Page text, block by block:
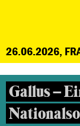
26.06.2026,
Gallus –